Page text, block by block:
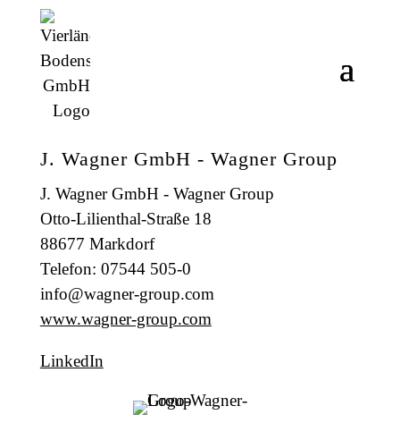
J. Wagner GmbH - Wagner Group
J. Wagner GmbH - Wagner Group
Otto-Lilienthal-Straße 18
88677 Markdorf
Telefon: 07544 505-0
info@wagner-group.com
www.wagner-group.com
LinkedIn